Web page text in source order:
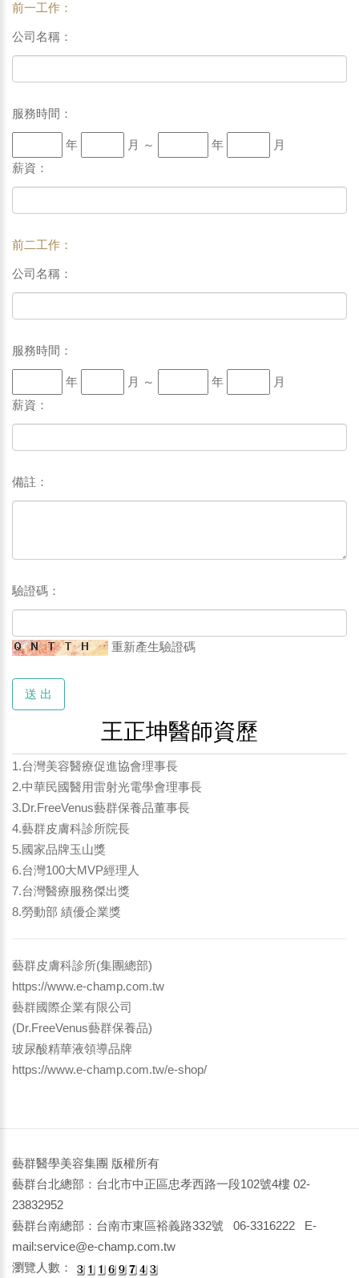
前一工作：
公司名稱：
服務時間：
年 月 ～ 年
月
薪資：
前二工作：
公司名稱：
服務時間：
年 月 ～ 年
月
薪資：
備註：
驗證碼：
重新產生驗證碼
送 出
王正坤醫師資歷
1.台灣美容醫療促進協會理事長
2.中華民國醫用雷射光電學會理事長
3.Dr.FreeVenus藝群保養品董事長
4.藝群皮膚科診所院長
5.國家品牌玉山獎
6.台灣100大MVP經理人
7.台灣醫療服務傑出獎
8.勞動部 績優企業獎
藝群皮膚科診所(集團總部)
https://www.e-champ.com.tw
藝群國際企業有限公司
(Dr.FreeVenus藝群保養品)
玻尿酸精華液領導品牌
https://www.e-champ.com.tw/e-shop/
藝群醫學美容集團 版權所有
藝群台北總部：台北市中正區忠孝西路一段102號4樓 02-
23832952
藝群台南總部：台南市東區裕義路332號 06-3316222 E-
mail:service@e-champ.com.tw
瀏覽人數：